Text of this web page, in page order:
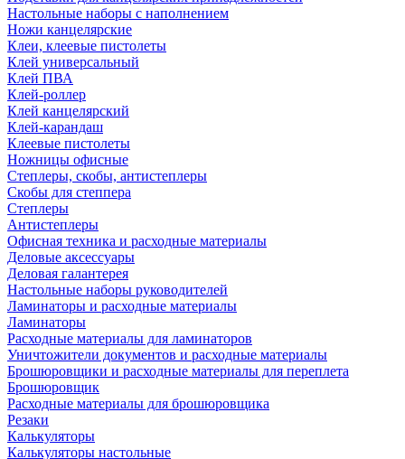
Настольные наборы с наполнением
Ножи канцелярские
Клеи, клеевые пистолеты
Клей универсальный
Клей ПВА
Клей-роллер
Клей канцелярский
Клей-карандаш
Клеевые пистолеты
Ножницы офисные
Степлеры, скобы, антистеплеры
Скобы для степпера
Степлеры
Антистеплеры
Офисная техника и расходные материалы
Деловые аксессуары
Деловая галантерея
Настольные наборы руководителей
Ламинаторы и расходные материалы
Ламинаторы
Расходные материалы для ламинаторов
Уничтожители документов и расходные материалы
Брошюровщики и расходные материалы для переплета
Брошюровщик
Расходные материалы для брошюровщика
Резаки
Калькуляторы
Калькуляторы настольные